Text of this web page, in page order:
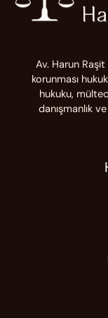
Av. Harun
korunması
hukuku,
danışmanlık